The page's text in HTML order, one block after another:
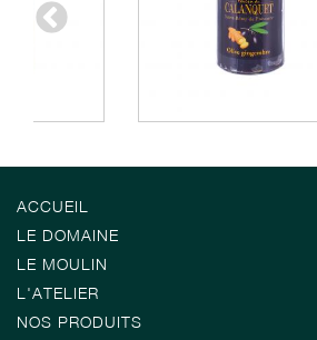
ACCUEIL
LE DOMAINE
LE MOULIN
L'ATELIER
NOS PRODUITS